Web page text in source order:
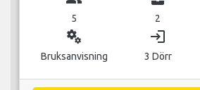
5 2
miscellaneous_services
Bruksanvisning
login
3 Dörr